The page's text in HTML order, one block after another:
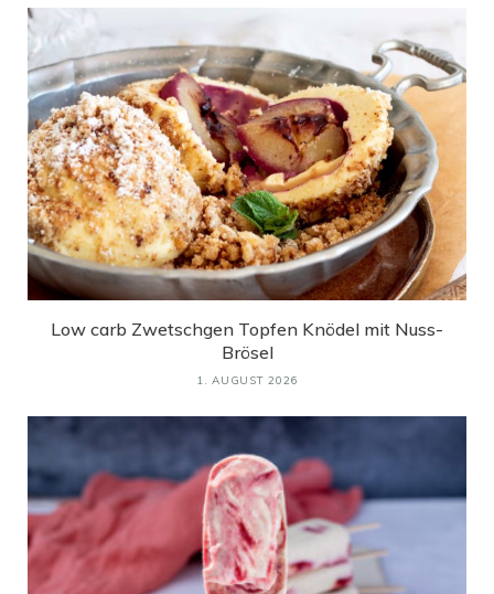
Low carb Zwetschgen Topfen Knödel mit Nuss-
Brösel
1. AUGUST 2026